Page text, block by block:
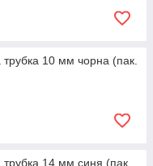
10 мм чорна (пак.
14 мм синя (пак.